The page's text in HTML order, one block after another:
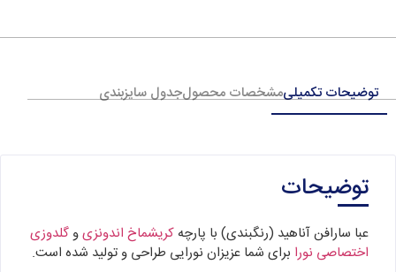
توضیحات تکمیلیمشخصات محصولجدول سایزبندی
توضیحات
عبا سارافن آناهید (رنگبندی) با پارچه کریشماخ اندونزیو گلدوزی
اختصاصی نورا برای شما عزیزان نورایی طراحی و تولید شده است.